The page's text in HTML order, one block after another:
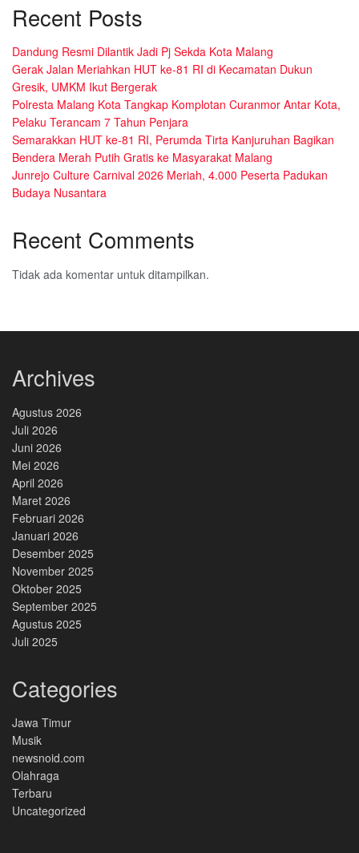
Recent Posts
Dandung Resmi Dilantik Jadi Pj Sekda Kota Malang
Gerak Jalan Meriahkan HUT ke-81 RI di Kecamatan Dukun
Gresik, UMKM Ikut Bergerak
Polresta Malang Kota Tangkap Komplotan Curanmor Antar Kota,
Pelaku Terancam 7 Tahun Penjara
Semarakkan HUT ke-81 RI, Perumda Tirta Kanjuruhan Bagikan
Bendera Merah Putih Gratis ke Masyarakat Malang
Junrejo Culture Carnival 2026 Meriah, 4.000 Peserta Padukan
Budaya Nusantara
Recent Comments
Tidak ada komentar untuk ditampilkan.
Archives
Agustus 2026
Juli 2026
Juni 2026
Mei 2026
April 2026
Maret 2026
Februari 2026
Januari 2026
Desember 2025
November 2025
Oktober 2025
September 2025
Agustus 2025
Juli 2025
Categories
Jawa Timur
Musik
newsnoid.com
Olahraga
Terbaru
Uncategorized